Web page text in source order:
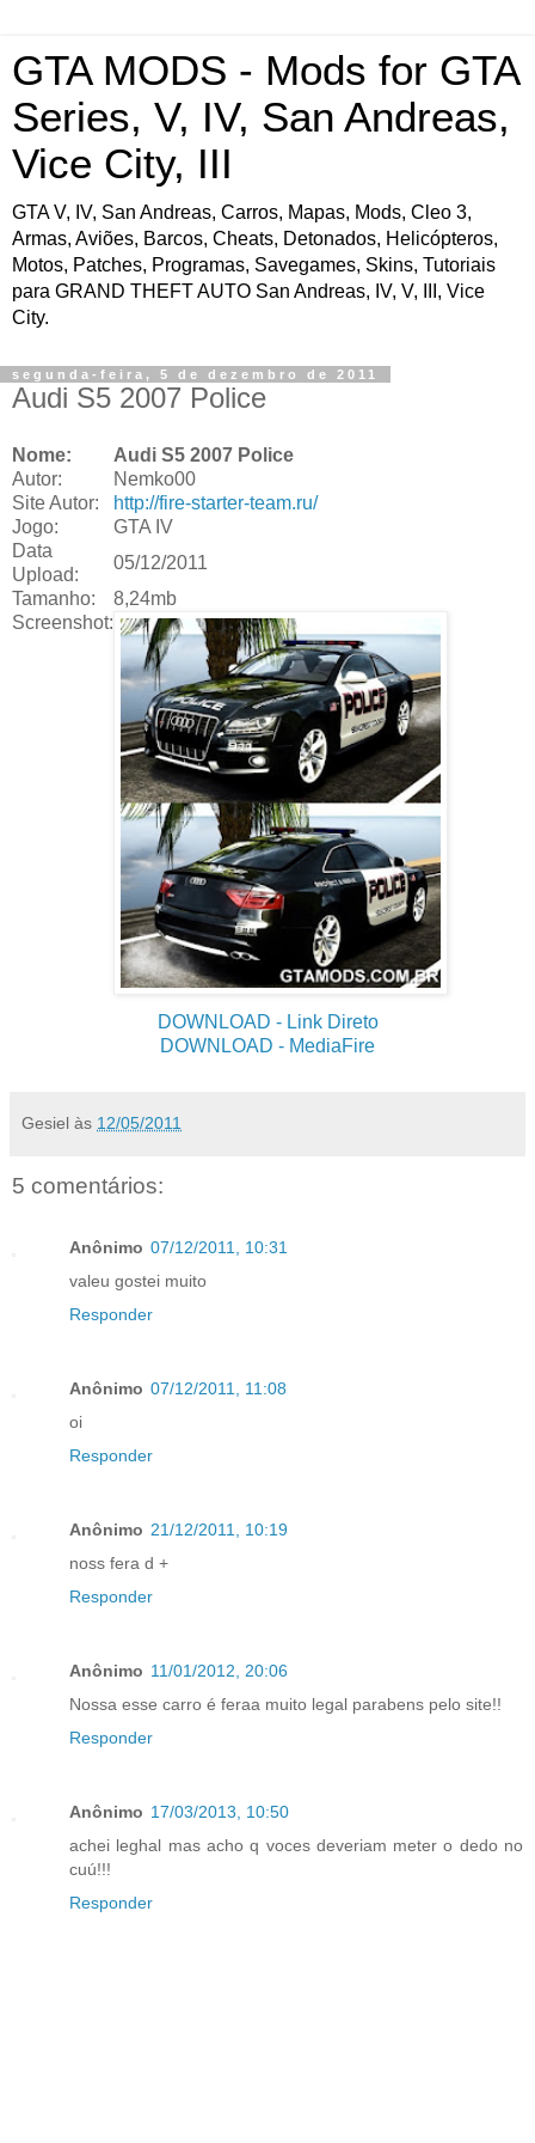
GTA MODS - Mods for GTA
Series, V, IV, San Andreas,
Vice City, III
GTA V, IV, San Andreas, Carros, Mapas, Mods, Cleo 3,
Armas, Aviões, Barcos, Cheats, Detonados, Helicópteros,
Motos, Patches, Programas, Savegames, Skins, Tutoriais
para GRAND THEFT AUTO San Andreas, IV, V, III, Vice
City.
segunda-feira, 5 de dezembro de 2011
Audi S5 2007 Police
Nome:
Audi S5 2007 Police
Autor:
Nemko00
Site Autor:
http://fire-starter-team.ru/
Jogo:
GTA IV
Data
Upload:
05/12/2011
Tamanho:
8,24mb
Screenshot:
DOWNLOAD - Link Direto
DOWNLOAD - MediaFire
Gesiel às 12/05/2011
5 comentários:
Anônimo 07/12/2011, 10:31
valeu gostei muito
Responder
Anônimo 07/12/2011, 11:08
oi
Responder
Anônimo 21/12/2011, 10:19
noss fera d +
Responder
Anônimo 11/01/2012, 20:06
Nossa esse carro é feraa muito legal parabens pelo site!!
Responder
Anônimo 17/03/2013, 10:50
achei leghal mas acho q voces deveriam meter o dedo no
cuú!!!
Responder